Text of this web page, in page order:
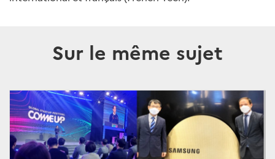
Sur le même sujet